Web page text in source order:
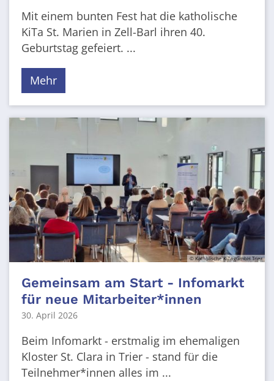
Mit einem bunten Fest hat die katholische
KiTa St. Marien in Zell-Barl ihren 40.
Geburtstag gefeiert. ...
Mehr
© Katholische KiTa gGmbH Trier
Gemeinsam am Start - Infomarkt
für neue Mitarbeiter*innen
30. April 2026
Beim Infomarkt - erstmalig im ehemaligen
Kloster St. Clara in Trier - stand für die
Teilnehmer*innen alles im ...